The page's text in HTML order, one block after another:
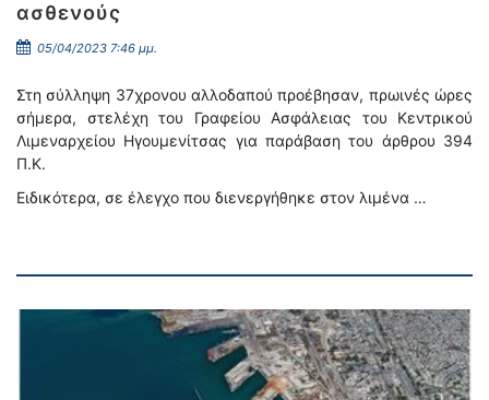
ασθενούς
05/04/2023 7:46 μμ.
Στη σύλληψη 37χρονου αλλοδαπού προέβησαν, πρωινές ώρες
σήμερα, στελέχη του Γραφείου Ασφάλειας του Κεντρικού
Λιμεναρχείου Ηγουμενίτσας για παράβαση του άρθρου 394
Π.Κ.
Ειδικότερα, σε έλεγχο που διενεργήθηκε στον λιμένα …